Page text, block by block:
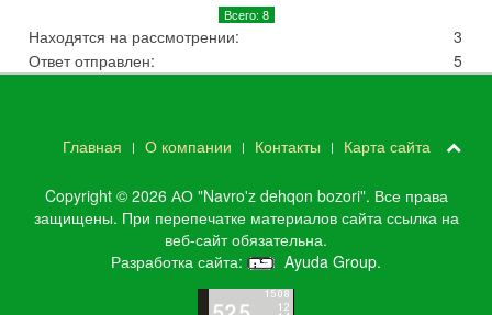
Всего: 8
Находятся на рассмотрении:
3
Ответ отправлен:
5
Главная О компании Контакты Карта сайта
Copyright © 2026 АО "Navro'z dehqon bozori". Все права
защищены. При перепечатке материалов сайта ссылка на
веб-сайт обязательна.
Разработка сайта:
Ayuda Group.